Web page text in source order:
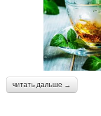
читать дальше →